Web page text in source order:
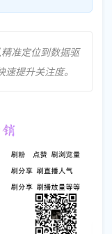
准定位到数据驱
提升关注度。